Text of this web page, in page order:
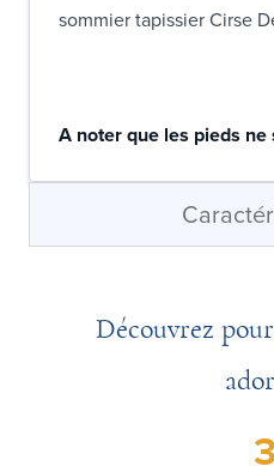
sommier tapissier Cirse
A noter que les pieds
Découvrez